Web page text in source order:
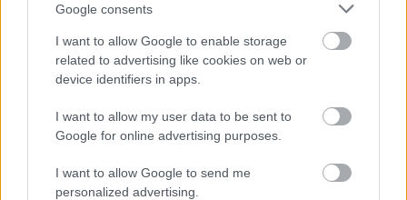
Google consents
I want to allow Google to enable storage
related to advertising like cookies on web or
device identifiers in apps.
I want to allow my user data to be sent to
Google for online advertising purposes.
I want to allow Google to send me
personalized advertising.
Támogatás
Támogasd adományoddal